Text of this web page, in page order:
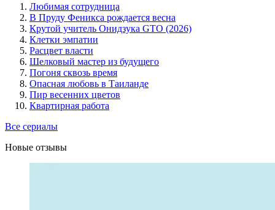
Любимая сотрудница
В Пруду Феникса рождается весна
Крутой учитель Онидзука GTO (2026)
Клетки эмпатии
Расцвет власти
Шелковый мастер из будущего
Погоня сквозь время
Опасная любовь в Таиланде
Пир весенних цветов
Квартирная работа
Все сериалы
Новые отзывы